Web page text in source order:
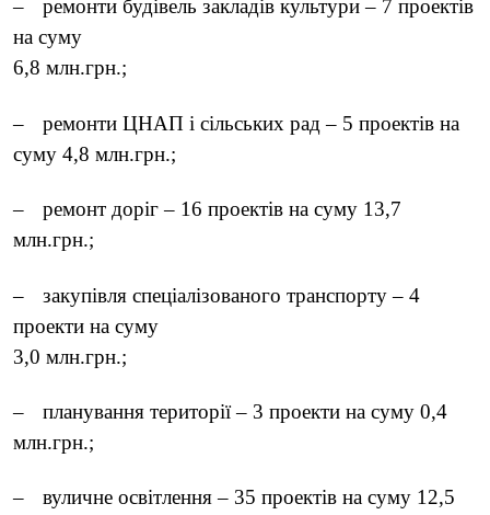
–
ремонти будівель закладів культури – 7 проектів
на суму
6,8 млн.грн.;
–
ремонти ЦНАП і сільських рад – 5 проектів на
суму 4,8 млн.грн.;
–
ремонт доріг – 16 проектів на суму 13,7
млн.грн.;
–
закупівля спеціалізованого транспорту – 4
проекти на суму
3,0 млн.грн.;
–
планування території – 3 проекти на суму 0,4
млн.грн.;
–
вуличне освітлення – 35 проектів на суму 12,5